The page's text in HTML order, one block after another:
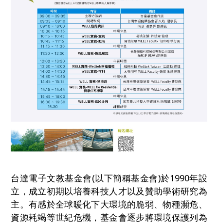
台達電子文教基金會(以下簡稱基金會)於1990年設
立，成立初期以培養科技人才以及贊助學術研究為
主。有感於全球暖化下大環境的脆弱、物種瀕危、
資源耗竭等世紀危機，基金會逐步將環境保護列為